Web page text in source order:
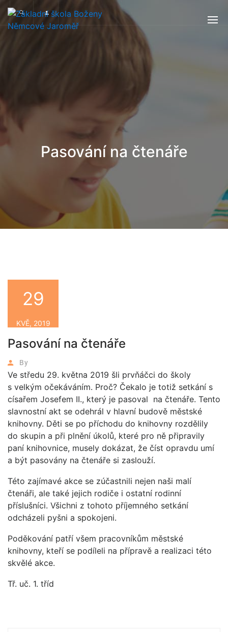
Pasování na čtenáře
Pasování na čtenáře
By
29
KVĚ, 2019
Ve středu 29. května 2019 šli prvňáčci do školy
s velkým očekáváním. Proč? Čekalo je totiž setkání s
císařem Josefem II., který je pasoval na čtenáře. Tento
slavnostní akt se odehrál v hlavní budově městské
knihovny. Děti se po příchodu do knihovny rozdělily
do skupin a při plnění úkolů, které pro ně připravily
paní knihovnice, musely dokázat, že číst opravdu umí
a být pasovány na čtenáře si zaslouží.
Této zajímavé akce se zúčastnili nejen naši malí
čtenáři, ale také jejich rodiče i ostatní rodinní
příslušníci. Všichni z tohoto příjemného setkání
odcházeli pyšni a spokojeni.
Poděkování patří všem pracovníkům městské
knihovny, kteří se podíleli na přípravě a realizaci této
skvělé akce.
Tř. uč. 1. tříd